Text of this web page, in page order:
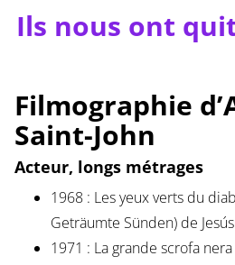
Ils nous ont
Filmographie
Saint-John
Acteur, longs métrages
1968 : Les yeux verts du
Geträumte Sünden) de
1971 : La grande scrofa